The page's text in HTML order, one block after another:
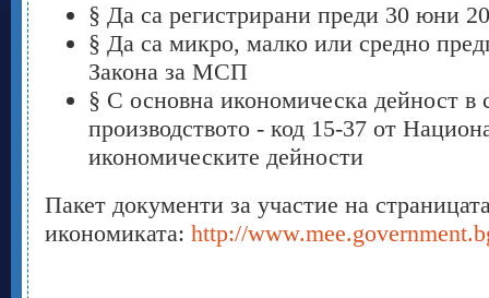
§ Да са регистрирани преди 30 юни
§ Да са микро, малко или средно
Закона за МСП
§ С основна икономическа дейност в
производството - код 15-37 от
икономическите дейности
Пакет документи за участие на
икономиката: http://